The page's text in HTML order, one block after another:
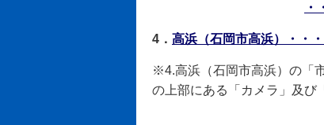
・
4． 高浜（石岡市高浜）・・
※4.高浜（石岡市高浜）の「
の上部にある「カメラ」及び